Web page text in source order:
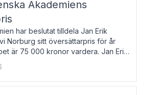
Akademiens
har beslutat tilldela Jan Erik
Norburg sitt översättarpris för år
är 75 000 kronor vardera. Jan Erik
är översättare från tyska. Han är
översät